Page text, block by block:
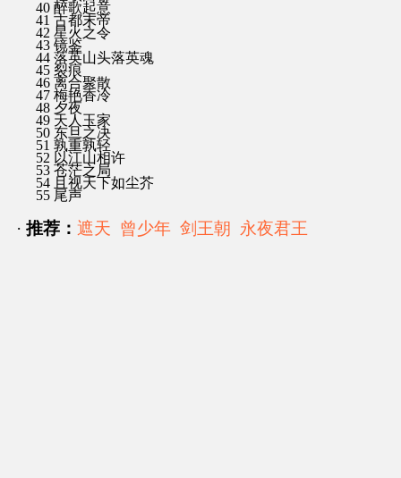
40 醉歌起意
41 古都末帝
42 星火之令
43 镜鉴
44 落英山头落英魂
45 裂痕
46 离合聚散
47 梅艳香冷
48 夕夜
49 天人玉家
50 东旦之决
51 孰重孰轻
52 以江山相许
53 苍茫之局
54 且视天下如尘芥
55 尾声
· 推荐： 遮天 曾少年 剑王朝 永夜君王